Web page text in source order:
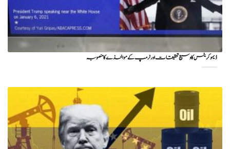
ڈیموکریٹس کا وسیع تحقیقات اور ٹرمپ کے مواخذے کا منصوبہ